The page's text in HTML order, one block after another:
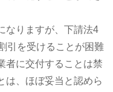
りますが、下請法4
引を受けることが困難
者に交付することは禁
は、ほぼ妥当と認めら